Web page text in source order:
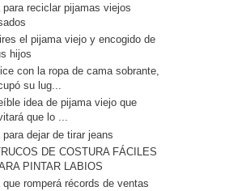
para reciclar pijamas viejos
el pijama viejo y encogido de
hijos
con la ropa de cama sobrante,
su lug...
idea de pijama viejo que
que lo ...
para dejar de tirar jeans
DE COSTURA FÁCILES
PINTAR LABIOS
que romperá récords de ventas